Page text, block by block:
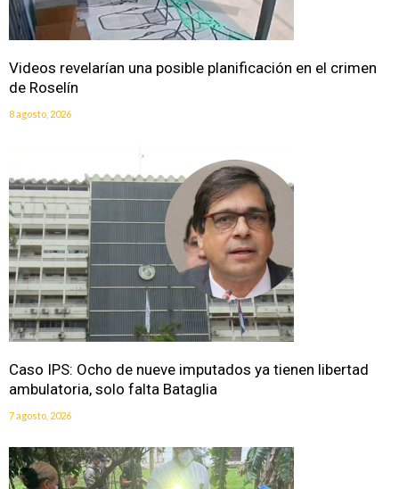
Videos revelarían una posible planificación en el crimen
de Roselín
8 agosto, 2026
Caso IPS: Ocho de nueve imputados ya tienen libertad
ambulatoria, solo falta Bataglia
7 agosto, 2026